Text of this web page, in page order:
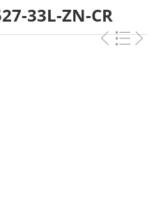
33L-ZN-CR